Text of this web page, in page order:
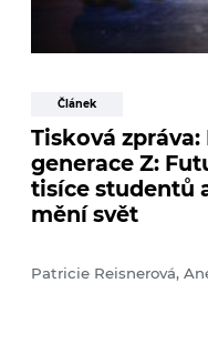
Článek
Tisková
generace Z:
tisíce studentů
mění svět
Patricie Reisnerová,